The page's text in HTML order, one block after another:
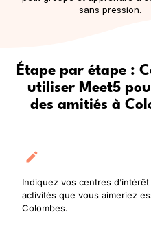
sans pression.
Étape par étape :
utiliser Meet5
des amitiés à
Indiquez vos centres
activités que vous aimeriez
Colombes.